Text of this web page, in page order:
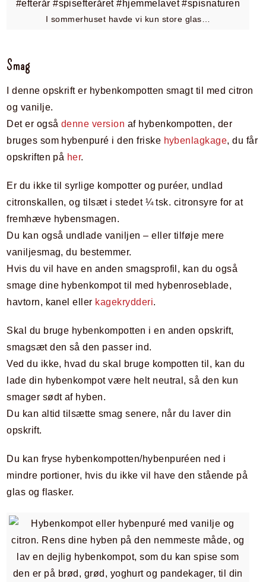
I sommerhuset havde vi kun store glas…
Smag
I denne opskrift er hybenkompotten smagt til med citron
og vanilje.
Det er også denne version af hybenkompotten, der
bruges som hybenpuré i den friske hybenlagkage, du får
opskriften på her.
Er du ikke til syrlige kompotter og puréer, undlad
citronskallen, og tilsæt i stedet ¼ tsk. citronsyre for at
fremhæve hybensmagen.
Du kan også undlade vaniljen – eller tilføje mere
vaniljesmag, du bestemmer.
Hvis du vil have en anden smagsprofil, kan du også
smage dine hybenkompot til med hybenroseblade,
havtorn, kanel eller kagekrydderi.
Skal du bruge hybenkompotten i en anden opskrift,
smagsæt den så den passer ind.
Ved du ikke, hvad du skal bruge kompotten til, kan du
lade din hybenkompot være helt neutral, så den kun
smager sødt af hyben.
Du kan altid tilsætte smag senere, når du laver din
opskrift.
Du kan fryse hybenkompotten/hybenpuréen ned i
mindre portioner, hvis du ikke vil have den stående på
glas og flasker.